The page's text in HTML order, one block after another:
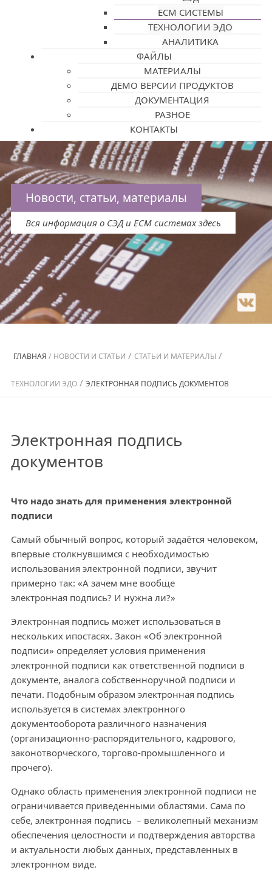
ECM СИСТЕМЫ
ТЕХНОЛОГИИ ЭДО
АНАЛИТИКА
ФАЙЛЫ
МАТЕРИАЛЫ
ДЕМО ВЕРСИИ ПРОДУКТОВ
ДОКУМЕНТАЦИЯ
РАЗНОЕ
КОНТАКТЫ
Новости, статьи, материалы
Вся информация о СЭД и ECM системах здесь
ГЛАВНАЯ / НОВОСТИ И СТАТЬИ / СТАТЬИ И МАТЕРИАЛЫ /
ТЕХНОЛОГИИ ЭДО / ЭЛЕКТРОННАЯ ПОДПИСЬ ДОКУМЕНТОВ
Электронная подпись
документов
Что надо знать для применения электронной
подписи
Самый обычный вопрос, который задаётся человеком,
впервые столкнувшимся с необходимостью
использования электронной подписи, звучит
примерно так: «А зачем мне вообще
электронная подпись? И нужна ли?»
Электронная подпись может использоваться в
нескольких ипостасях. Закон «Об электронной
подписи» определяет условия применения
электронной подписи как ответственной подписи в
документе, аналога собственноручной подписи и
печати. Подобным образом электронная подпись
используется в системах электронного
документооборота различного назначения
(организационно-распорядительного, кадрового,
законотворческого, торгово-промышленного и
прочего).
Однако область применения электронной подписи не
ограничивается приведенными областями. Сама по
себе, электронная подпись – великолепный механизм
обеспечения целостности и подтверждения авторства
и актуальности любых данных, представленных в
электронном виде.